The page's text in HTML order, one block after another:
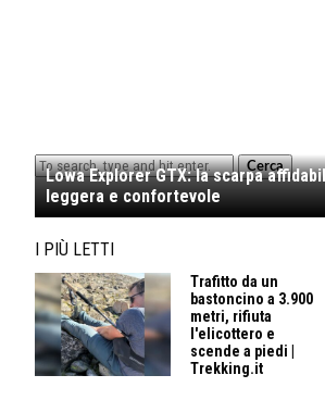
Cerca
Lowa Explorer GTX: la scarpa
leggera e confortevole
I PIÙ LETTI
Trafitto da un
bastoncino a 3.900
metri, rifiuta
l'elicottero e
scende a piedi |
Trekking.it